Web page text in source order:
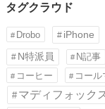
タグクラウド
Drobo iPhone
N特派員 N記事
コーヒー コール
マディフォック